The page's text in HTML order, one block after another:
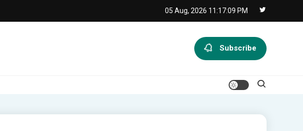
05 Aug, 2026 11:17:10 PM
Subscribe